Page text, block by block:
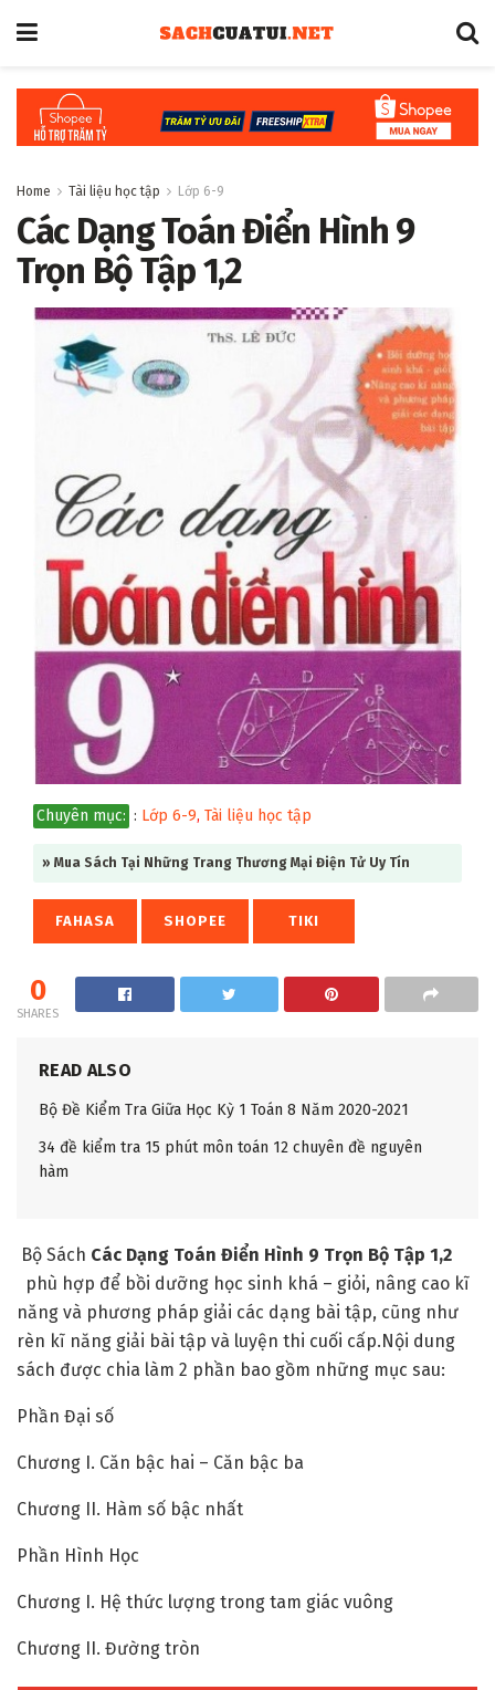
Home Tài liệu học tập Lớp 6-9
Các Dạng Toán Điển Hình 9
Trọn Bộ Tập 1,2
Chuyên mục: : Lớp 6-9, Tài liệu học tập
» Mua Sách Tại Những Trang Thương Mại Điện Tử Uy Tín
FAHASA SHOPEE TIKI
0
SHARES
READ ALSO
Bộ Đề Kiểm Tra Giữa Học Kỳ 1 Toán 8 Năm 2020-2021
34 đề kiểm tra 15 phút môn toán 12 chuyên đề nguyên
hàm
Bộ Sách Các Dạng Toán Điển Hình 9 Trọn Bộ Tập 1,2
phù hợp để bồi dưỡng học sinh khá – giỏi, nâng cao kĩ
năng và phương pháp giải các dạng bài tập, cũng như
rèn kĩ năng giải bài tập và luyện thi cuối cấp.Nội dung
sách được chia làm 2 phần bao gồm những mục sau:
Phần Đại số
Chương I. Căn bậc hai – Căn bậc ba
Chương II. Hàm số bậc nhất
Phần Hình Học
Chương I. Hệ thức lượng trong tam giác vuông
Chương II. Đường tròn